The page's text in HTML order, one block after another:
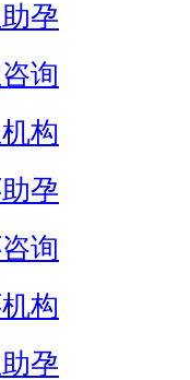
孕
询
构
孕
询
构
孕